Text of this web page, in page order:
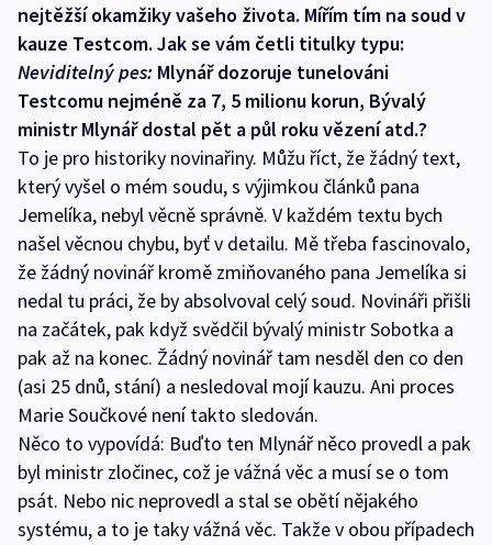
nejtěžší okamžiky vašeho života. Mířím tím na soud v
kauze Testcom. Jak se vám četli titulky typu:
Neviditelný pes: Mlynář dozoruje tunelováni
Testcomu nejméně za 7, 5 milionu korun, Bývalý
ministr Mlynář dostal pět a půl roku vězení atd.?
To je pro historiky novinařiny. Můžu říct, že žádný text,
který vyšel o mém soudu, s výjimkou článků pana
Jemelíka, nebyl věcně správně. V každém textu bych
našel věcnou chybu, byť v detailu. Mě třeba fascinovalo,
že žádný novinář kromě zmiňovaného pana Jemelíka si
nedal tu práci, že by absolvoval celý soud. Novináři přišli
na začátek, pak když svědčil bývalý ministr Sobotka a
pak až na konec. Žádný novinář tam nesděl den co den
(asi 25 dnů, stání) a nesledoval mojí kauzu. Ani proces
Marie Součkové není takto sledován.
Něco to vypovídá: Buďto ten Mlynář něco provedl a pak
byl ministr zločinec, což je vážná věc a musí se o tom
psát. Nebo nic neprovedl a stal se obětí nějakého
systému, a to je taky vážná věc. Takže v obou případech